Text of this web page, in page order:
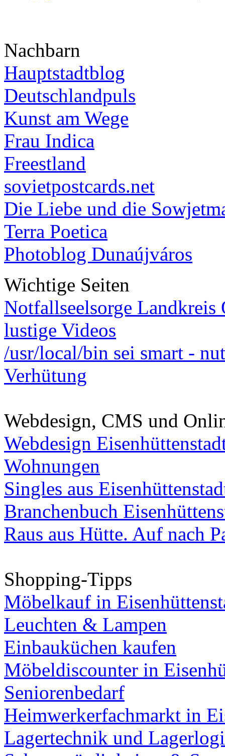
Nachbarn
Hauptstadtblog
Deutschlandpuls
Kunst am Wege
Frau Indica
Freestland
sovietpostcards.net
Die Liebe und die
Terra Poetica
Photoblog Dunaújváros
Wichtige Seiten
Notfallseelsorge Landkreis
lustige Videos
/usr/local/bin sei smart -
Verhütung
Webdesign, CMS und
Webdesign
Wohnungen
Singles aus
Branchenbuch
Raus aus Hütte. Auf nach
Shopping-Tipps
Möbelkauf in
Leuchten & Lampen
Einbauküchen kaufen
Möbeldiscounter in
Seniorenbedarf
Heimwerkerfachmarkt in
Lagertechnik und